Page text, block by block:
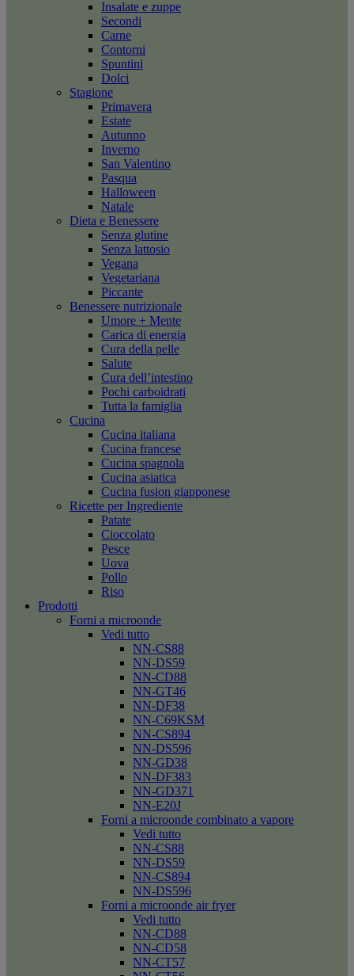
Insalate e zuppe
Secondi
Carne
Contorni
Spuntini
Dolci
Stagione
Primavera
Estate
Autunno
Inverno
San Valentino
Pasqua
Halloween
Natale
Dieta e Benessere
Senza glutine
Senza lattosio
Vegana
Vegetariana
Piccante
Benessere nutrizionale
Umore + Mente
Carica di energia
Cura della pelle
Salute
Cura dell’intestino
Pochi carboidrati
Tutta la famiglia
Cucina
Cucina italiana
Cucina francese
Cucina spagnola
Cucina asiatica
Cucina fusion giapponese
Ricette per Ingrediente
Patate
Cioccolato
Pesce
Uova
Pollo
Riso
Prodotti
Forni a microonde
Vedi tutto
NN-CS88
NN-DS59
NN-CD88
NN-GT46
NN-DF38
NN-C69KSM
NN-CS894
NN-DS596
NN-GD38
NN-DF383
NN-GD371
NN-E20J
Forni a microonde combinato a vapore
Vedi tutto
NN-CS88
NN-DS59
NN-CS894
NN-DS596
Forni a microonde air fryer
Vedi tutto
NN-CD88
NN-CD58
NN-CT57